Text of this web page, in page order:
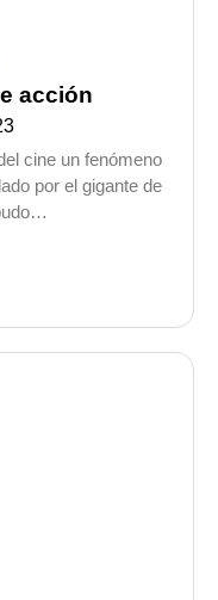
acción
cine un fenómeno
por el gigante de